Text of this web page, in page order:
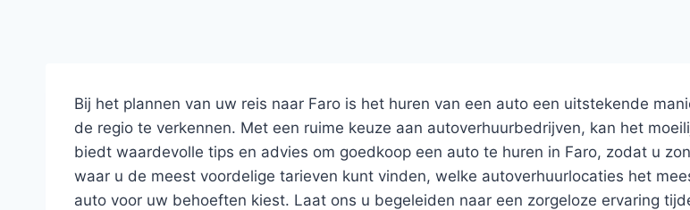
Bij het plannen van uw reis naar Faro is het huren van een auto een uitstekende
de regio te verkennen. Met een ruime keuze aan autoverhuurbedrijven, kan het
biedt waardevolle tips en advies om goedkoop een auto te huren in Faro, zodat u
waar u de meest voordelige tarieven kunt vinden, welke autoverhuurlocaties het
auto voor uw behoeften kiest. Laat ons u begeleiden naar een zorgeloze ervaring